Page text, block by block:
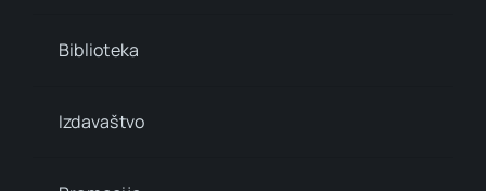
Biblioteka
Izdavaštvo